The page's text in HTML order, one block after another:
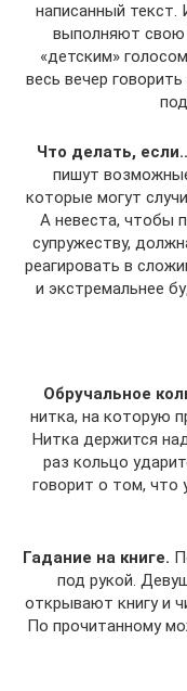
написанный
выполняют свою
«детским»
весь вечер
Что делать,
пишут
которые могут
А невеста, чтобы
супружеству,
реагировать в
и экстремальнее
Обручальное
нитка, на которую
Нитка держится
раз кольцо
говорит о том, что
Гадание на книге.
под рукой.
открывают книгу и
По прочитанному